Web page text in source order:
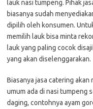
lauk nasi tumpeng. Pihak
biasanya sudah
dipilih oleh konsumen.
memilih lauk bisa minta
lauk yang paling cocok
yang akan diselenggarakan.
Biasanya jasa catering
umum ada di nasi tumpeng
daging, contohnya ayam